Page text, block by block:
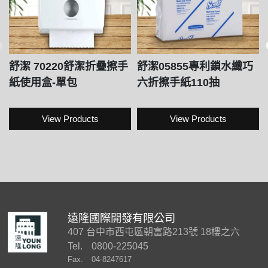
舒潔 70220舒潔折疊擦手
紙使用盒-單包
View Products
舒潔05855專利鎖水纖巧
六折擦手紙110抽
View Products
遠隆國際開發有限公司
407 台中市西屯區朝富路213號 18樓之六
Tel.
0800-225045
Fax. 04-8247617